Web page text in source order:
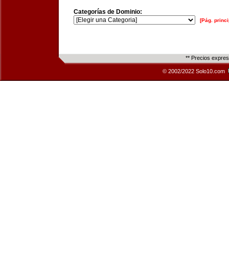
Categorías de Dominio:
[Pág.
** Precios
© 2002/2022 Solo10.com